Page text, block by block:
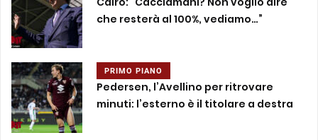
che resterà al 100%, vediamo…”
PRIMO PIANO
Pedersen, l’Avellino per ritrovare
minuti: l’esterno è il titolare a destra